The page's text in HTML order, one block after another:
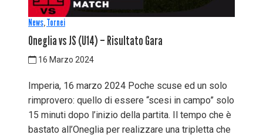
News,Tornei
Oneglia vs JS (U14) – Risultato Gara
16 Marzo 2024
Imperia, 16 marzo 2024 Poche scuse ed un solo
rimprovero: quello di essere “scesi in campo” solo
15 minuti dopo l’inizio della partita. Il tempo che è
bastato all’Oneglia per realizzare una tripletta che